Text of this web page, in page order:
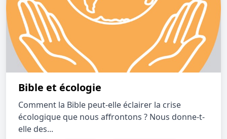
Bible et écologie
Comment la Bible peut-elle éclairer la crise
écologique que nous affrontons ? Nous donne-t-
elle des...